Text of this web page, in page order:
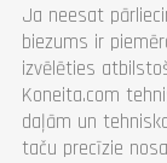
Ja neesat
biezums ir
izvēlēties
Koneita.com
daļām un
taču precīzie